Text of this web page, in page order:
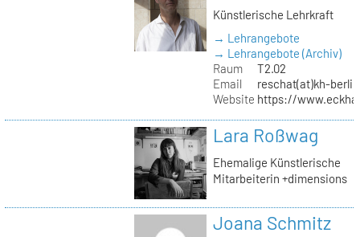
Künstlerische Lehrkraft
→ Lehrangebote
→ Lehrangebote (Archiv)
Raum
T2.02
Email
reschat(at)kh-
Website https://
Lara Roßwag
Ehemalige Künstlerische
Mitarbeiterin +dimensions
Joana Schmitz